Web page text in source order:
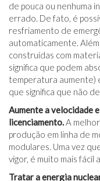
de pouca ou nenhuma
errado. De fato, é
resfriamento de
automaticamente.
construídas com
significa que podem
temperatura aumente)
que significa que não
Aumente a velocidade
licenciamento.A
produção em linha de
modulares. Uma vez
vigor, é muito mais fácil
Tratar a energia